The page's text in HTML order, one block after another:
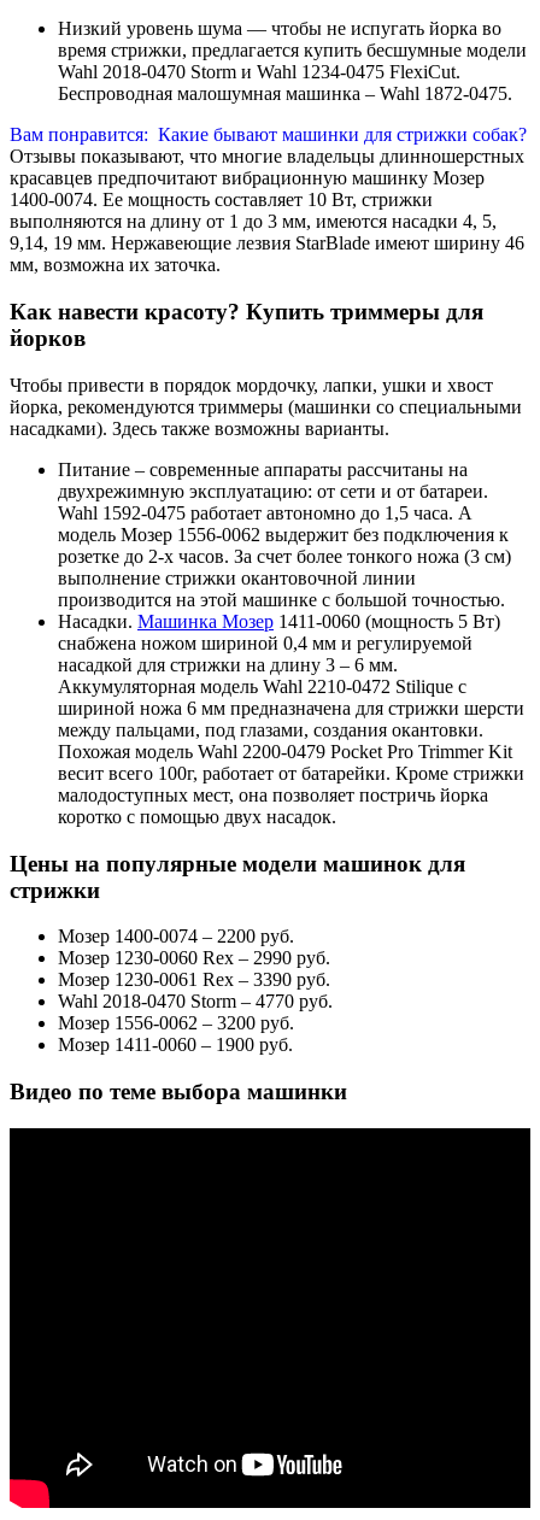
Низкий уровень шума — чтобы не испугать йорка во
время стрижки, предлагается купить бесшумные модели
Wahl 2018-0470 Storm и Wahl 1234-0475 FlexiCut.
Беспроводная малошумная машинка – Wahl 1872-0475.
Вам понравится: Какие бывают машинки для стрижки собак?
Отзывы показывают, что многие владельцы длинношерстных
красавцев предпочитают вибрационную машинку Мозер
1400-0074. Ее мощность составляет 10 Вт, стрижки
выполняются на длину от 1 до 3 мм, имеются насадки 4, 5,
9,14, 19 мм. Нержавеющие лезвия StarBlade имеют ширину 46
мм, возможна их заточка.
Как навести красоту? Купить триммеры для
йорков
Чтобы привести в порядок мордочку, лапки, ушки и хвост
йорка, рекомендуются триммеры (машинки со специальными
насадками). Здесь также возможны варианты.
Питание – современные аппараты рассчитаны на
двухрежимную эксплуатацию: от сети и от батареи.
Wahl 1592-0475 работает автономно до 1,5 часа. А
модель Мозер 1556-0062 выдержит без подключения к
розетке до 2-х часов. За счет более тонкого ножа (3 см)
выполнение стрижки окантовочной линии
производится на этой машинке с большой точностью.
Насадки. Машинка Мозер 1411-0060 (мощность 5 Вт)
снабжена ножом шириной 0,4 мм и регулируемой
насадкой для стрижки на длину 3 – 6 мм.
Аккумуляторная модель Wahl 2210-0472 Stilique с
шириной ножа 6 мм предназначена для стрижки шерсти
между пальцами, под глазами, создания окантовки.
Похожая модель Wahl 2200-0479 Pocket Pro Trimmer Kit
весит всего 100г, работает от батарейки. Кроме стрижки
малодоступных мест, она позволяет постричь йорка
коротко с помощью двух насадок.
Цены на популярные модели машинок для
стрижки
Мозер 1400-0074 – 2200 руб.
Мозер 1230-0060 Rex – 2990 руб.
Мозер 1230-0061 Rex – 3390 руб.
Wahl 2018-0470 Storm – 4770 руб.
Мозер 1556-0062 – 3200 руб.
Мозер 1411-0060 – 1900 руб.
Видео по теме выбора машинки